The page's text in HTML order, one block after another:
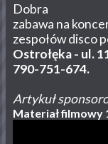
Dobra
zabawa na
zespołów disco
Ostrołęka - ul.
790-751-674.
Artykuł
Materiał filmowy